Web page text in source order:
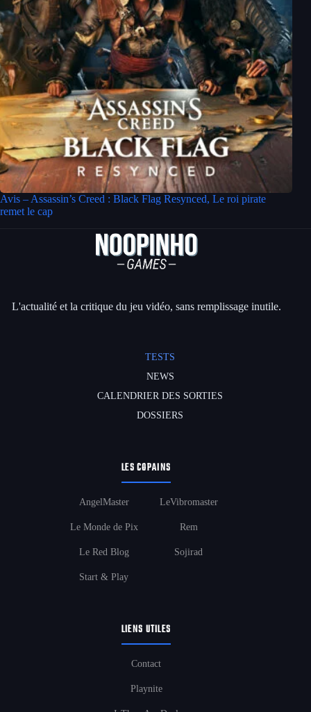
Avis – Assassin’s Creed : Black Flag Resynced, Le roi pirate
remet le cap
L'actualité et la critique du jeu vidéo, sans remplissage inutile.
TESTS
NEWS
CALENDRIER DES SORTIES
DOSSIERS
LES COPAINS
AngelMaster
Le Monde de Pix
Le Red Blog
Start & Play
LeVibromaster
Rem
Sojirad
LIENS UTILES
Contact
Playnite